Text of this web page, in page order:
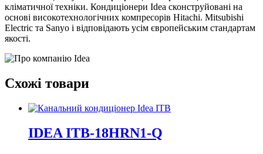
кліматичної техніки. Кондиціонери Idea сконструйовані на
основі високотехнологічних компресорів Hitachi. Mitsubishi
Electric та Sanyo і відповідають усім європейським стандартам
якості.
Схожі товари
IDEA ITB-18HRN1-Q